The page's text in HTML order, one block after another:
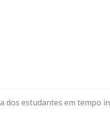
dos estudantes em tempo